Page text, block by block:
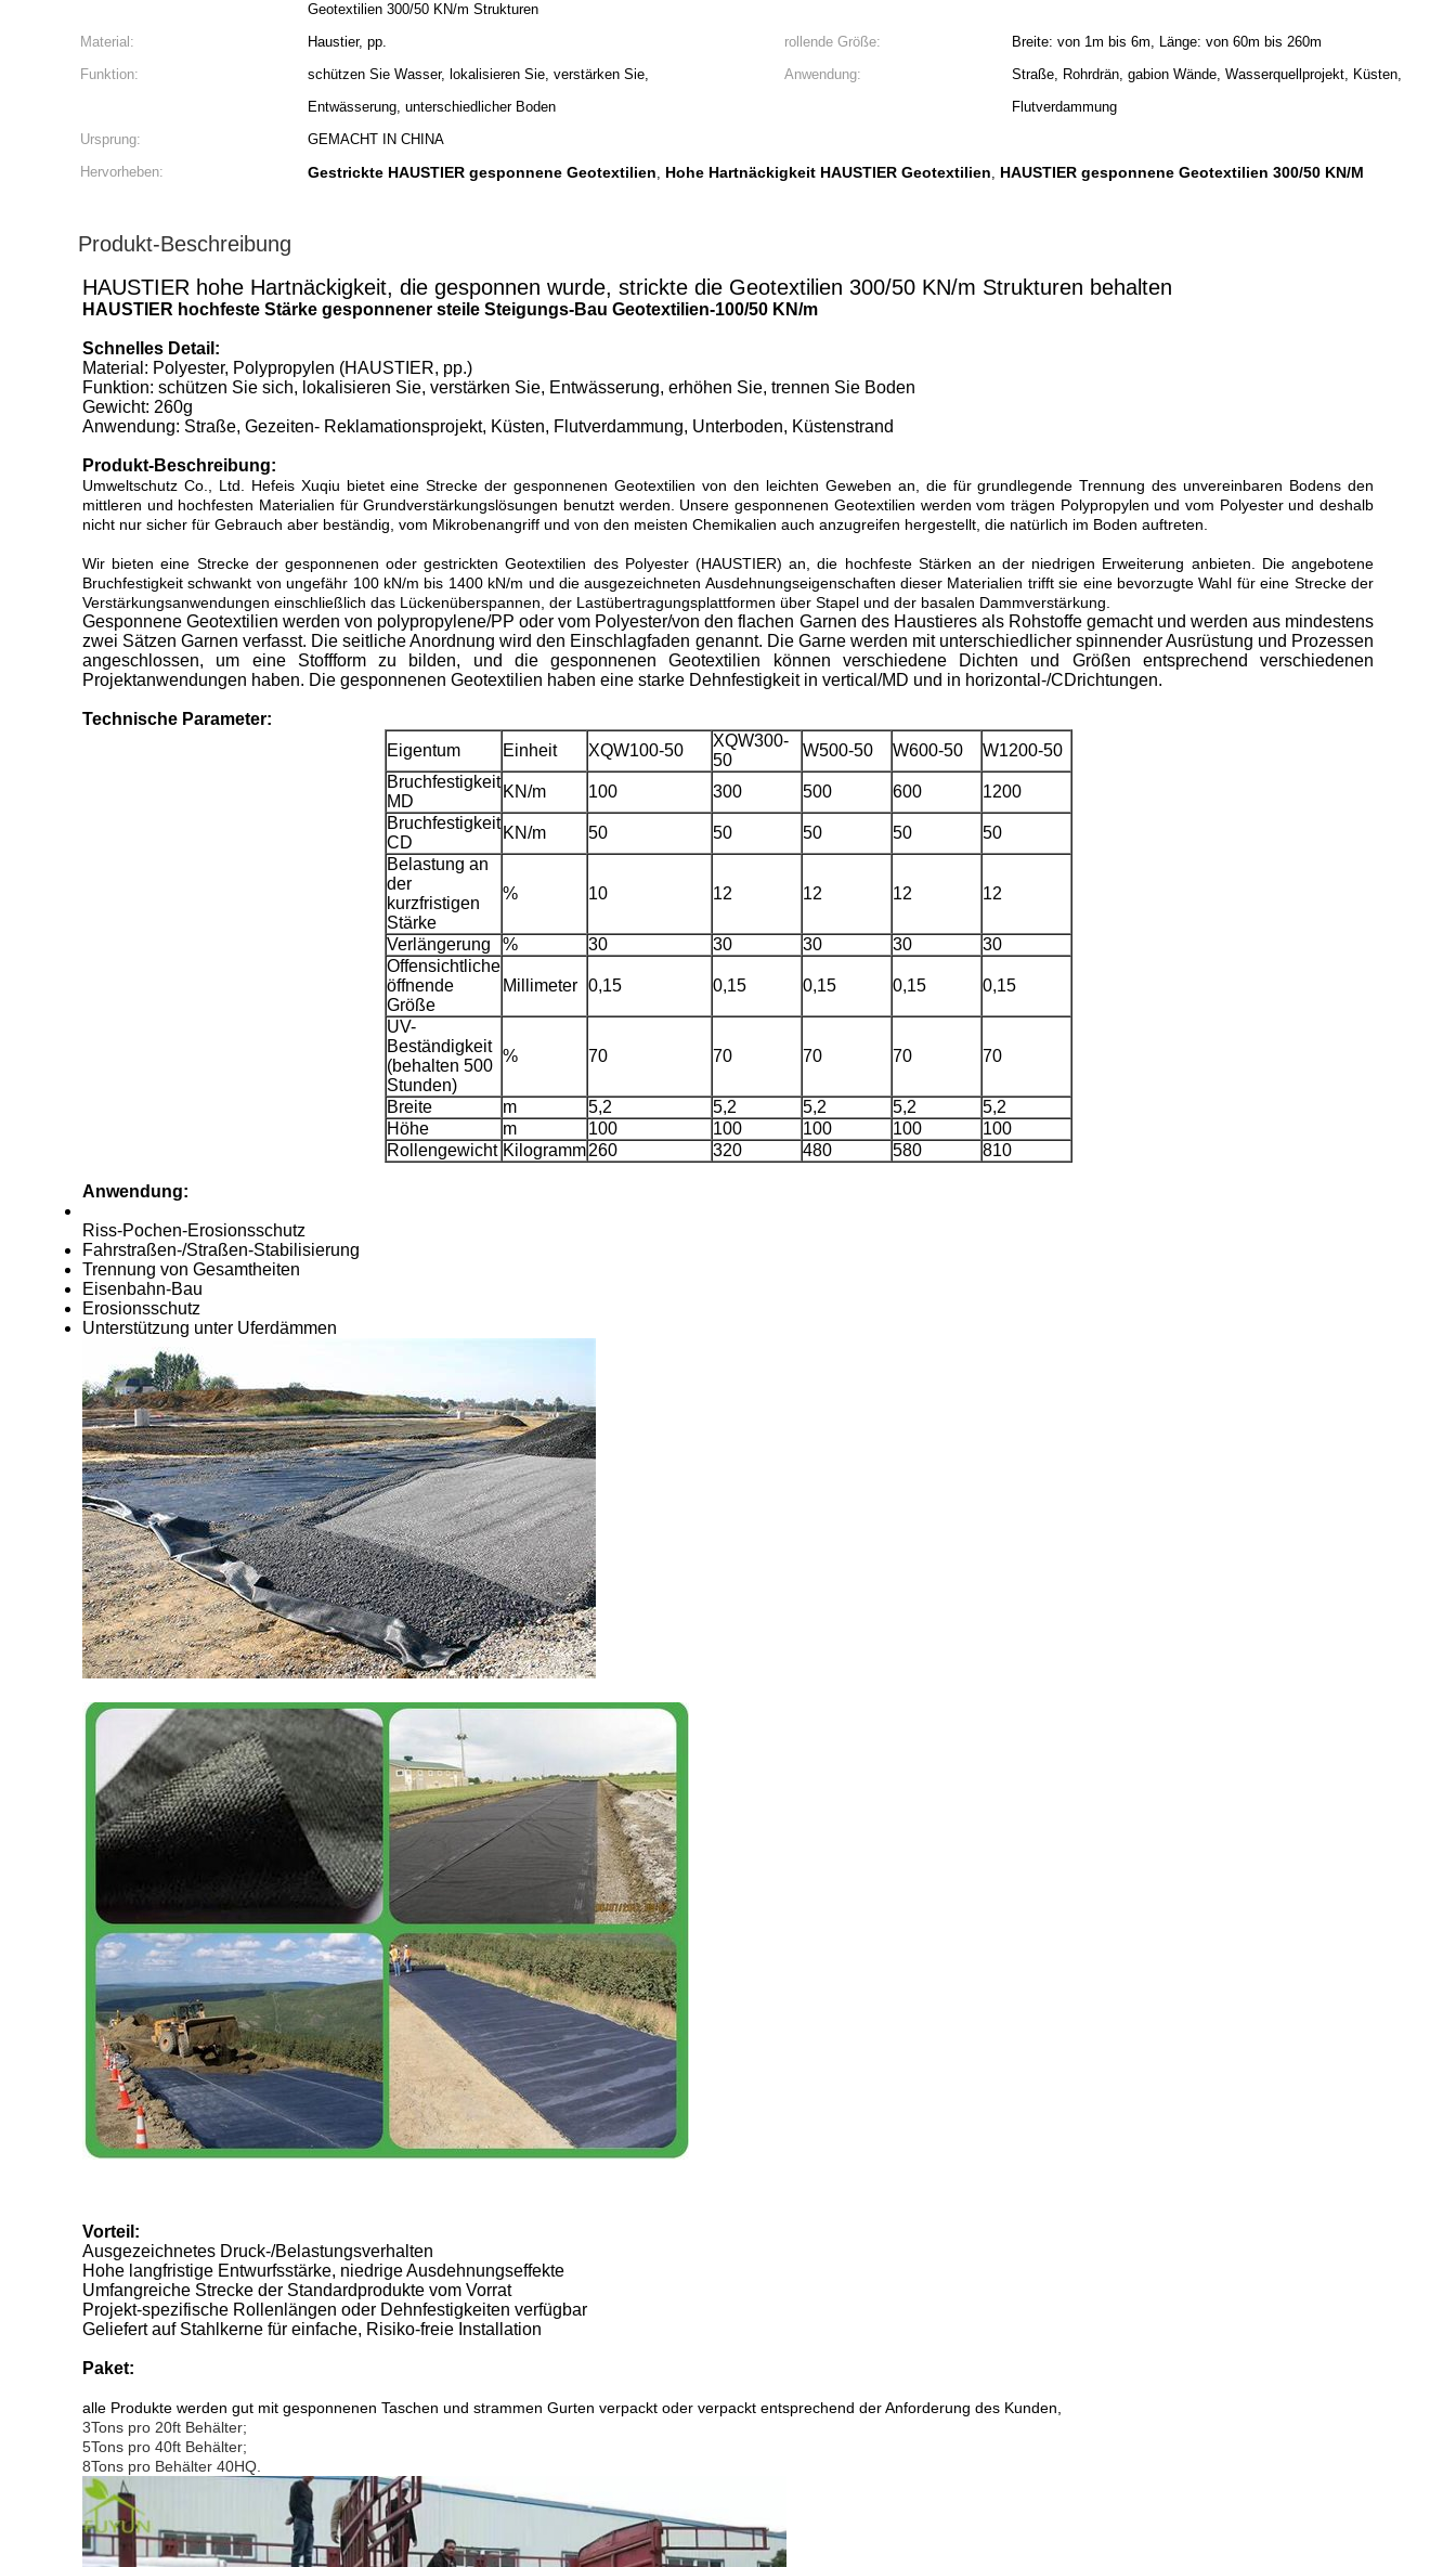
Geotextilien 300/50 KN/m Strukturen
Material: Haustier, pp. rollende Größe:
Breite: von 1m bis 6m, Länge: von 60m bis 260m
Funktion:
schützen Sie Wasser, lokalisieren Sie, verstärken Sie,
Entwässerung, unterschiedlicher Boden
Anwendung:
Straße, Rohrdrän, gabion Wände, Wasserquellprojekt, Küsten,
Flutverdammung
Ursprung:
GEMACHT IN CHINA
Hervorheben:
Gestrickte HAUSTIER gesponnene Geotextilien, Hohe Hartnäckigkeit HAUSTIER Geotextilien, HAUSTIER gesponnene Geotextilien 300/50 KN/M
Produkt-Beschreibung
HAUSTIER hohe Hartnäckigkeit, die gesponnen wurde, strickte die Geotextilien 300/50 KN/m Strukturen behalten
HAUSTIER hochfeste Stärke gesponnener steile Steigungs-Bau Geotextilien-100/50 KN/m
Schnelles Detail:
Material: Polyester, Polypropylen (HAUSTIER, pp.)
Funktion: schützen Sie sich, lokalisieren Sie, verstärken Sie, Entwässerung, erhöhen Sie, trennen Sie Boden
Gewicht: 260g
Anwendung: Straße, Gezeiten- Reklamationsprojekt, Küsten, Flutverdammung, Unterboden, Küstenstrand
Produkt-Beschreibung:
Umweltschutz Co., Ltd. Hefeis Xuqiu bietet eine Strecke der gesponnenen Geotextilien von den leichten Geweben an, die für grundlegende Trennung des unvereinbaren Bodens den
mittleren und hochfesten Materialien für Grundverstärkungslösungen benutzt werden. Unsere gesponnenen Geotextilien werden vom trägen Polypropylen und vom Polyester und deshalb
nicht nur sicher für Gebrauch aber beständig, vom Mikrobenangriff und von den meisten Chemikalien auch anzugreifen hergestellt, die natürlich im Boden auftreten.
Wir bieten eine Strecke der gesponnenen oder gestrickten Geotextilien des Polyester (HAUSTIER) an, die hochfeste Stärken an der niedrigen Erweiterung anbieten. Die angebotene
Bruchfestigkeit schwankt von ungefähr 100 kN/m bis 1400 kN/m und die ausgezeichneten Ausdehnungseigenschaften dieser Materialien trifft sie eine bevorzugte Wahl für eine Strecke der
Verstärkungsanwendungen einschließlich das Lückenüberspannen, der Lastübertragungsplattformen über Stapel und der basalen Dammverstärkung.
Gesponnene Geotextilien werden von polypropylene/PP oder vom Polyester/von den flachen Garnen des Haustieres als Rohstoffe gemacht und werden aus mindestens
zwei Sätzen Garnen verfasst. Die seitliche Anordnung wird den Einschlagfaden genannt. Die Garne werden mit unterschiedlicher spinnender Ausrüstung und Prozessen
angeschlossen, um eine Stoffform zu bilden, und die gesponnenen Geotextilien können verschiedene Dichten und Größen entsprechend verschiedenen
Projektanwendungen haben. Die gesponnenen Geotextilien haben eine starke Dehnfestigkeit in vertical/MD und in horizontal-/CDrichtungen.
Technische Parameter:
Eigentum
Einheit XQW100-50
XQW300-
50
W500-50 W600-50
W1200-50
Bruchfestigkeit
MD
KN/m 100 300 500 600
1200
Bruchfestigkeit
CD
KN/m 50 50 50 50
50
Belastung an
der
kurzfristigen
Stärke
% 10 12 12 12 12
Verlängerung % 30 30 30 30
30
Offensichtliche
öffnende
Größe
Millimeter 0,15 0,15 0,15 0,15 0,15
UV-
Beständigkeit
(behalten 500
Stunden)
% 70 70 70 70 70
Breite m 5,2 5,2 5,2 5,2
5,2
Höhe
m 100 100 100 100
100
Rollengewicht Kilogramm 260 320 480 580 810
Anwendung:
Riss-Pochen-Erosionsschutz
Fahrstraßen-/Straßen-Stabilisierung
Trennung von Gesamtheiten
Eisenbahn-Bau
Erosionsschutz
Unterstützung unter Uferdämmen
Vorteil:
Ausgezeichnetes Druck-/Belastungsverhalten
Hohe langfristige Entwurfsstärke, niedrige Ausdehnungseffekte
Umfangreiche Strecke der Standardprodukte vom Vorrat
Projekt-spezifische Rollenlängen oder Dehnfestigkeiten verfügbar
Geliefert auf Stahlkerne für einfache, Risiko-freie Installation
Paket:
alle Produkte werden gut mit gesponnenen Taschen und strammen Gurten verpackt oder verpackt entsprechend der Anforderung des Kunden,
3Tons pro 20ft Behälter;
5Tons pro 40ft Behälter;
8Tons pro Behälter 40HQ.